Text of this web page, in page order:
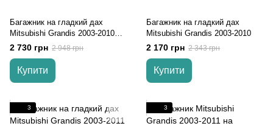
Багажник на гладкий дах
Mitsubishi Grandis 2003-2010
Lux
2 730 грн 2 948 грн
Купити
Багажник на гладкий дах
Mitsubishi Grandis 2003-2010
2 170 грн 2 343 грн
Купити
3 3